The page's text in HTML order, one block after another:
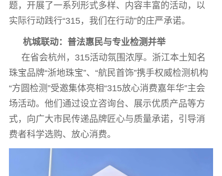
题，开展了一系列形式多样、内容丰富的活动，以
实际行动践行“315，我们在行动”的庄严承诺。
杭城联动：普法惠民与专业检测并举
在省会杭州，315活动氛围浓厚。浙江本土知名
珠宝品牌“浙地珠宝”、“航民首饰”携手权威检测机构
“方圆检测”受邀集体亮相“315放心消费嘉年华”主会
场活动。他们通过设立咨询台、展示优质产品等方
式，向广大市民传递品牌匠心与质量承诺，引导消
费者科学选购、放心消费。